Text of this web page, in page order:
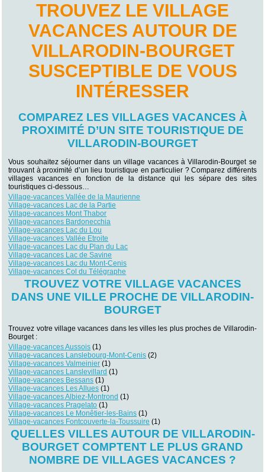
TROUVEZ LE VILLAGE
VACANCES AUTOUR DE
VILLARODIN-BOURGET
SUSCEPTIBLE DE VOUS
INTÉRESSER
COMPAREZ LES VILLAGES VACANCES À
PROXIMITÉ D’UN SITE TOURISTIQUE DE
VILLARODIN-BOURGET
Vous souhaitez séjourner dans un village vacances à Villarodin-Bourget se
trouvant à proximité d’un lieu touristique en particulier ? Comparez différents
villages vacances en fonction de la distance qui les sépare des sites
touristiques ci-dessous…
Village-vacances Vallée de la Maurienne
Village-vacances Lac de la Partie
Village-vacances Mont Thabor
Village-vacances Bardonecchia
Village-vacances Lac du Lou
Village-vacances Vallée Etroite
Village-vacances Lac du Plan du Lac
Village-vacances Lac de Savine
Village-vacances Lac du Mont-Cenis
Village-vacances Col du Télégraphe
TROUVEZ VOTRE VILLAGE VACANCES
DANS UNE VILLE PROCHE DE VILLARODIN-
BOURGET
Trouvez votre village vacances dans les villes les plus proches de Villarodin-
Bourget :
Village-vacances Aussois (1)
Village-vacances Lanslebourg-Mont-Cenis (2)
Village-vacances Valmeinier (1)
Village-vacances Lanslevillard (1)
Village-vacances Bessans (1)
Village-vacances Les Allues (1)
Village-vacances Albiez-Montrond (1)
Village-vacances Pragelato (1)
Village-vacances Le Monêtier-les-Bains (1)
Village-vacances Fontcouverte-la-Toussuire (1)
QUELLES VILLES AUTOUR DE VILLARODIN-
BOURGET COMPTENT LE PLUS GRAND
NOMBRE DE VILLAGES VACANCES ?